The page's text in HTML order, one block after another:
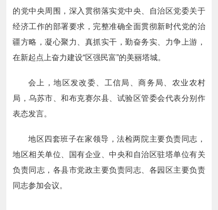
的党中央周围，深入贯彻落实党中央、自治区党委关于
经济工作的部署要求，完整准确全面贯彻新时代党的治
疆方略，凝心聚力、真抓实干，勤奋务实、力争上游，
在新起点上奋力建设“区强民富”的美丽塔城。
会上，地区发改委、工信局、商务局、农业农村
局，乌苏市、和布克赛尔县、试验区管委会代表分别作
表态发言。
地区四套班子在家领导，法检两院主要负责同志，
地区相关单位、国有企业、中央和自治区驻塔单位有关
负责同志，各县市党政主要负责同志、各园区主要负责
同志参加会议。